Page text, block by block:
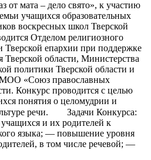
от мата – дело свято», к участию
учащихся образовательных
воскресных школ Тверской
Отделом религиозного
Тверской епархии при поддержке
Тверской области, Министерства
политики Тверской области и
МОО «Союз православных
Конкурс проводится с целью
понятия о целомудрии и
речи. ⠀⠀ Задачи Конкурса:
и их родителей к
языка; — повышение уровня
в том числе речевой; —